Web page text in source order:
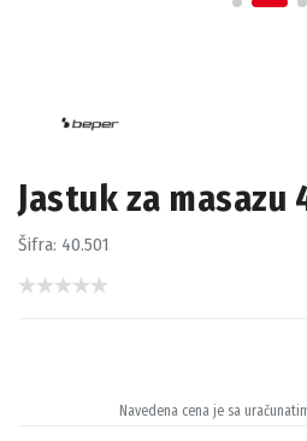
Jastuk za masazu
Šifra: 40.501
Navedena cena je sa